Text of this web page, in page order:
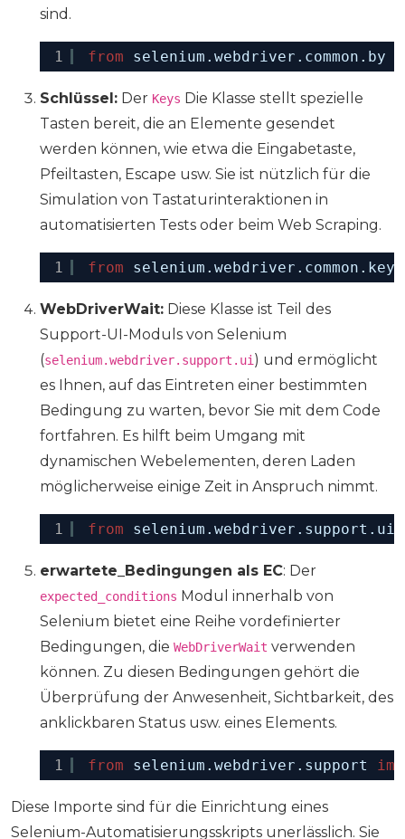
sind.
1 from selenium.webdriver.common.by
Schlüssel: Der Keys Die Klasse stellt spezielle
Tasten bereit, die an Elemente gesendet
werden können, wie etwa die Eingabetaste,
Pfeiltasten, Escape usw. Sie ist nützlich für die
Simulation von Tastaturinteraktionen in
automatisierten Tests oder beim Web Scraping.
1 from
WebDriverWait: Diese Klasse ist Teil des
Support-UI-Moduls von Selenium
(selenium.webdriver.support.ui) und ermöglicht
es Ihnen, auf das Eintreten einer bestimmten
Bedingung zu warten, bevor Sie mit dem Code
fortfahren. Es hilft beim Umgang mit
dynamischen Webelementen, deren Laden
möglicherweise einige Zeit in Anspruch nimmt.
1 from selenium.webdriver.support.ui
erwartete_Bedingungen als EC: Der
expected_conditions Modul innerhalb von
Selenium bietet eine Reihe vordefinierter
Bedingungen, die WebDriverWait verwenden
können. Zu diesen Bedingungen gehört die
Überprüfung der Anwesenheit, Sichtbarkeit, des
anklickbaren Status usw. eines Elements.
1 from selenium.webdriver.support
Diese Importe sind für die Einrichtung eines
Selenium-Automatisierungsskripts unerlässlich. Sie